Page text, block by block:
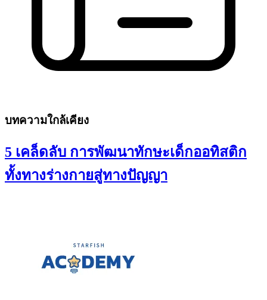
บทความใกล้เคียง
5 เคล็ดลับ การพัฒนาทักษะเด็กออทิสติก
ทั้งทางร่างกายสู่ทางปัญญา